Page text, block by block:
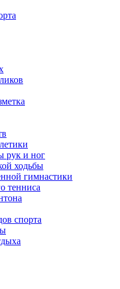
рук и ног
ходьбы
гимнастики
тенниса
спорта